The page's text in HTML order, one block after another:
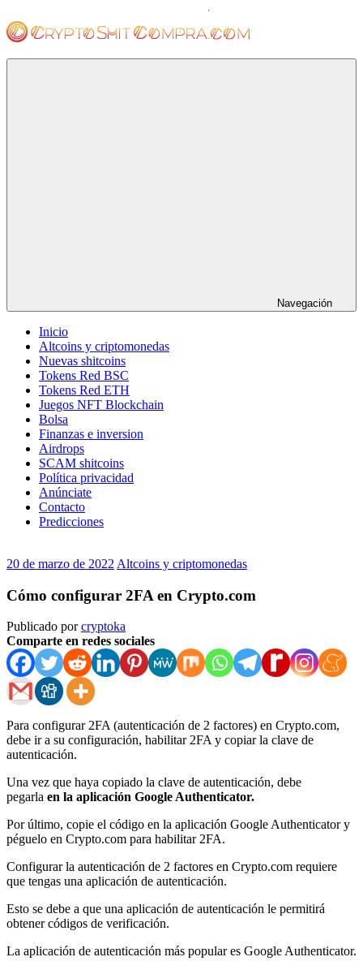
al
contenido
Navegación
Inicio
Altcoins y criptomonedas
Nuevas shitcoins
Tokens Red BSC
Tokens Red ETH
Juegos NFT Blockchain
Bolsa
Finanzas e inversion
Airdrops
SCAM shitcoins
Política privacidad
Anúnciate
Contacto
Predicciones
20 de marzo de 2022 Altcoins y criptomonedas
Cómo configurar 2FA en Crypto.com
Publicado porcryptoka
Comparte en redes sociales
Para configurar 2FA (autenticación de 2 factores) en Crypto.com,
debe ir a su configuración, habilitar 2FA y copiar la clave de
autenticación.
Una vez que haya copiado la clave de autenticación, debe
pegarla en la aplicación Google Authenticator.
Por último, copie el código en la aplicación Google Authenticator y
péguelo en Crypto.com para habilitar 2FA.
Configurar la autenticación de 2 factores en Crypto.com requiere
que tengas una aplicación de autenticación.
Esto se debe a que una aplicación de autenticación le permitirá
obtener códigos de verificación.
La aplicación de autenticación más popular es Google Authenticator.